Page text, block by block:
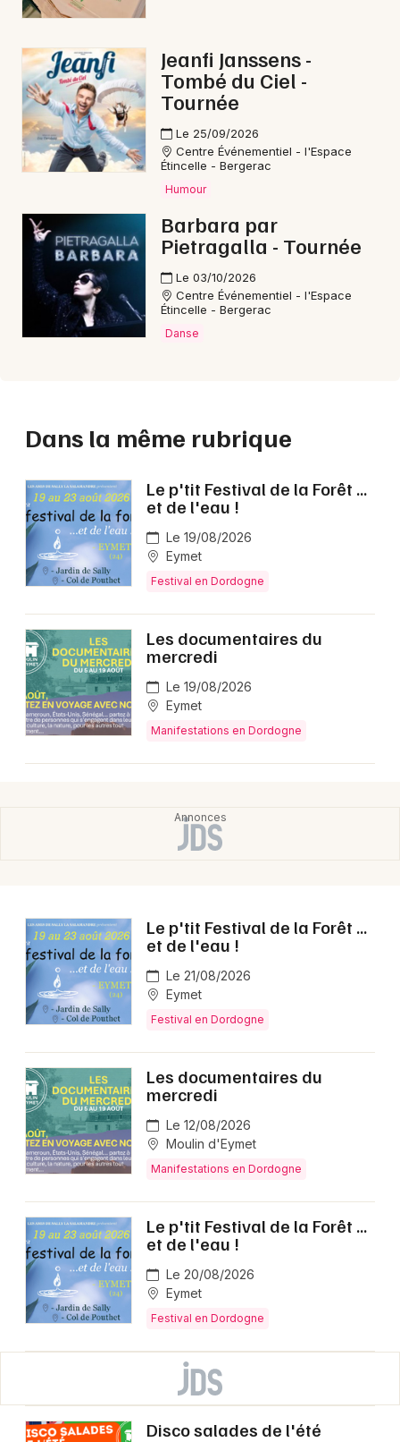
Jeanfi Janssens -
Tombé du Ciel -
Tournée
Le 25/09/2026
Centre Événementiel - l'Espace
Étincelle - Bergerac
Humour
Barbara par
Pietragalla - Tournée
Le 03/10/2026
Centre Événementiel - l'Espace
Étincelle - Bergerac
Danse
Dans la même rubrique
Le p'tit Festival de la Forêt ...
et de l'eau !
Le 19/08/2026
Eymet
Festival en Dordogne
Les documentaires du
mercredi
Le 19/08/2026
Eymet
Manifestations en Dordogne
Le p'tit Festival de la Forêt ...
et de l'eau !
Le 21/08/2026
Eymet
Festival en Dordogne
Les documentaires du
mercredi
Le 12/08/2026
Moulin d'Eymet
Manifestations en Dordogne
Le p'tit Festival de la Forêt ...
et de l'eau !
Le 20/08/2026
Eymet
Festival en Dordogne
Disco salades de l'été